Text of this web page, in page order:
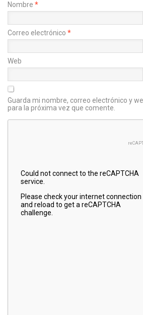
Nombre *
Correo electrónico *
Web
Guarda mi nombre, correo electrónico y
para la próxima vez que comente.